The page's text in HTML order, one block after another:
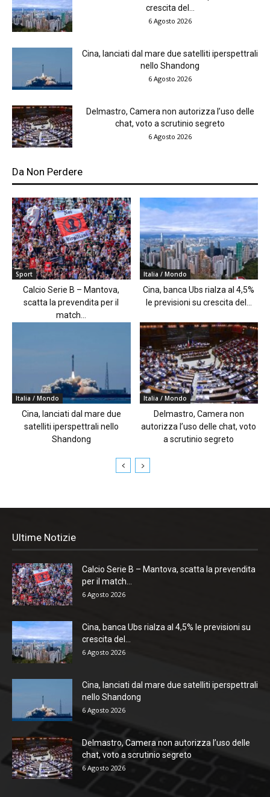
crescita del...
6 Agosto 2026
Cina, lanciati dal mare due satelliti iperspettrali
nello Shandong
6 Agosto 2026
Delmastro, Camera non autorizza l’uso delle
chat, voto a scrutinio segreto
6 Agosto 2026
Da Non Perdere
Sport
Calcio Serie B – Mantova,
scatta la prevendita per il
match...
Italia / Mondo
Cina, banca Ubs rialza al 4,5%
le previsioni su crescita del...
Italia / Mondo
Cina, lanciati dal mare due
satelliti iperspettrali nello
Shandong
Italia / Mondo
Delmastro, Camera non
autorizza l’uso delle chat, voto
a scrutinio segreto
Ultime Notizie
Calcio Serie B – Mantova, scatta la prevendita
per il match...
6 Agosto 2026
Cina, banca Ubs rialza al 4,5% le previsioni su
crescita del...
6 Agosto 2026
Cina, lanciati dal mare due satelliti iperspettrali
nello Shandong
6 Agosto 2026
Delmastro, Camera non autorizza l’uso delle
chat, voto a scrutinio segreto
6 Agosto 2026